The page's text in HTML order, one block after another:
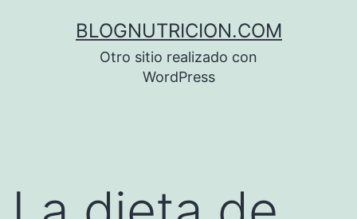
BLOGNUTRICION.COM
Otro sitio realizado con
WordPress